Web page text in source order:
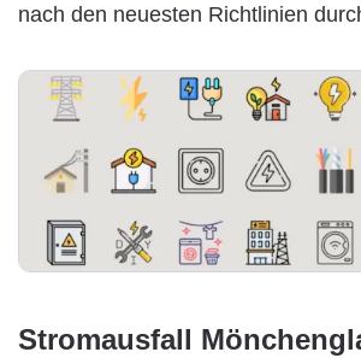
nach den neuesten Richtlinien
Stromausfall